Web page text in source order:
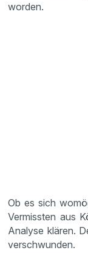
worden.
Ob es sich
Vermissten aus
Analyse klären.
verschwunden.